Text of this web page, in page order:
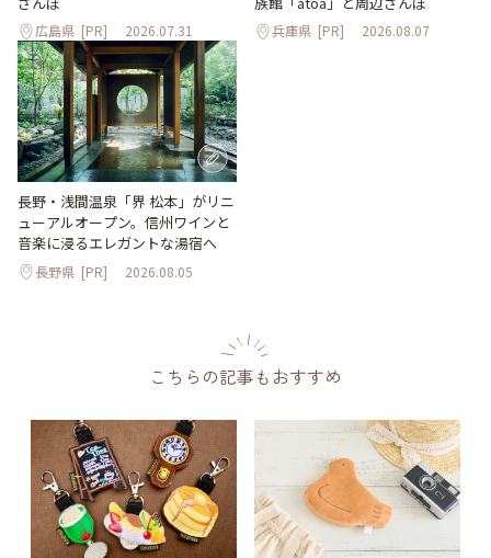
広島県 [PR] 2026.07.31 兵庫県 [PR] 2026.08.07
長野・浅間温泉「界 松本」がリニ
ューアルオープン。信州ワインと
音楽に浸るエレガントな湯宿へ
長野県 [PR] 2026.08.05
こちらの記事もおすすめ